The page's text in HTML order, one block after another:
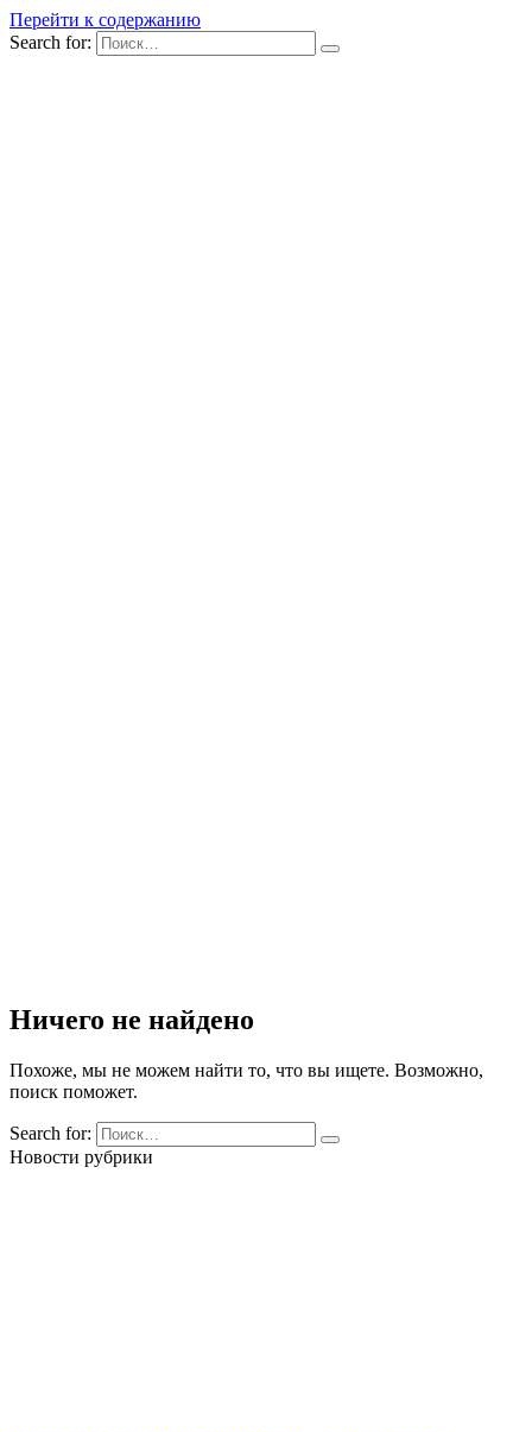
Перейти к содержанию
Search for:
Ничего не найдено
Похоже, мы не можем найти то, что вы ищете. Возможно,
поиск поможет.
Search for:
Новости рубрики